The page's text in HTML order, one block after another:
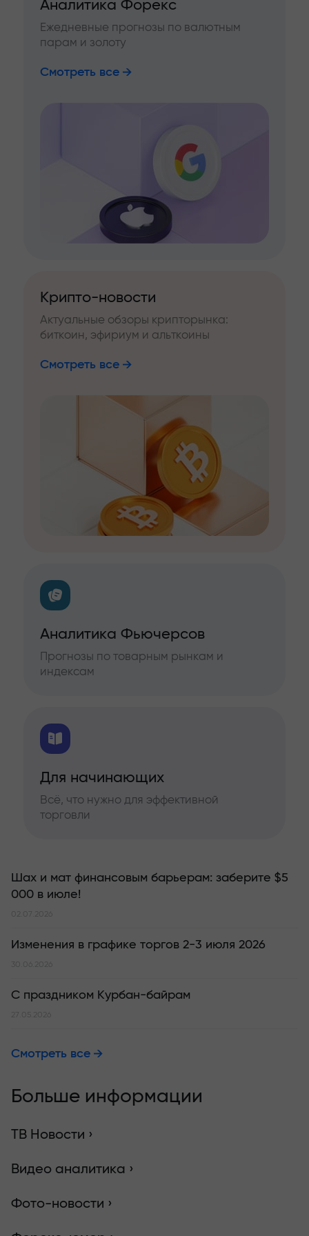
Аналитика Форекс
Ежедневные прогнозы по валютным
парам и золоту
Смотреть все
Крипто-новости
Актуальные обзоры крипторынка:
биткоин, эфириум и альткоины
Смотреть все
Аналитика Фьючерсов
Прогнозы по товарным рынкам и
индексам
Для начинающих
Всё, что нужно для эффективной
торговли
Шах и мат финансовым барьерам: заберите $5
000 в июле!
02.07.2026
Изменения в графике торгов 2-3 июля 2026
30.06.2026
С праздником Курбан-байрам
27.05.2026
Смотреть все
Больше информации
ТВ Новости ›
Видео аналитика ›
Фото-новости ›